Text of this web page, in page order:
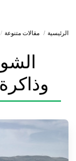
الرئيسية مقالات متنوعة
وذاكرة